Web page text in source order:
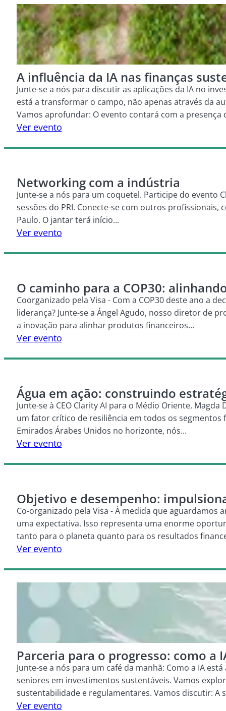
A influência da IA nas finanças
Junte-se a nós para discutir as aplicações da IA no
está a transformar o campo, não apenas através da
Vamos aprofundar: O evento contará com a
Ver evento
Networking com a indústria
Junte-se a nós para um coquetel. Participe do evento
sessões do PRI. Conecte-se com outros
Paulo. O jantar terá início...
Ver evento
O caminho para a COP30:
Coorganizado pela Visa - Com a COP30 deste ano a
liderança? Junte-se a Ángel Agudo, nosso diretor de
a inovação para alinhar produtos financeiros...
Ver evento
Água em ação: construindo
Junte-se à CEO Clarity AI para o Médio Oriente,
um fator crítico de resiliência em todos os segmentos
Emirados Árabes Unidos no horizonte, nós...
Ver evento
Objetivo e desempenho:
Co-organizado pela Visa - À medida que
uma expectativa. Isso representa uma enorme
tanto para o planeta quanto para os resultados
Ver evento
Parceria para o progresso: como
Junte-se a nós para um café da manhã: Como a IA
seniores em investimentos sustentáveis. Vamos
sustentabilidade e regulamentares. Vamos discutir: A
Ver evento